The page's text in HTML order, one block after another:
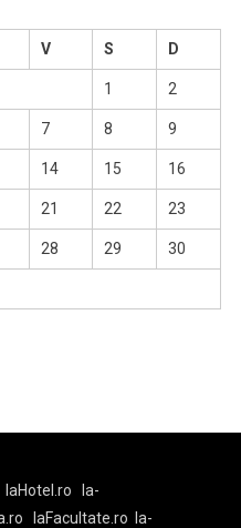
V S D
1 2
7 8 9
14 15 16
21 22 23
28 29 30
laHotel.ro
la-
laFacultate.ro
la-